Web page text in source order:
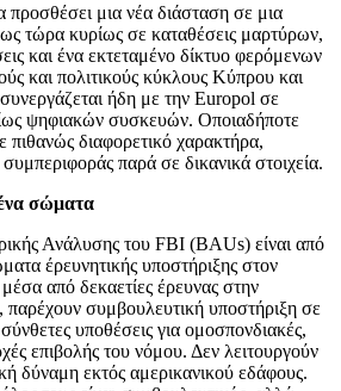
προσθέσει μια νέα διάσταση σε μια
τώρα κυρίως σε καταθέσεις μαρτύρων,
και ένα εκτεταμένο δίκτυο φερόμενων
και πολιτικούς κύκλους Κύπρου και
ήδη με την Europol σε
ψηφιακών συσκευών. Οποιαδήποτε
διαφορετικό χαρακτήρα,
παρά σε δικανικά στοιχεία.
σώματα
Ανάλυσης του FBI (BAUs) είναι από
έρευνητικής υποστήριξης στον
από δεκαετίες έρευνας στην
παρέχουν συμβουλευτική υποστήριξη σε
υποθέσεις για ομοσπονδιακές,
επιβολής του νόμου. Δεν λειτουργούν
δύναμη εκτός αμερικανικού εδάφους.